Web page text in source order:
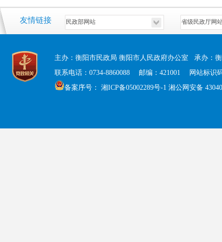
友情链接
主办：衡阳市民政局 衡阳市人民政府办公室 承办：
联系电话：0734-8860088 邮编：421001 网站标识
备案序号：
湘ICP备05002289号-1 湘公网安备